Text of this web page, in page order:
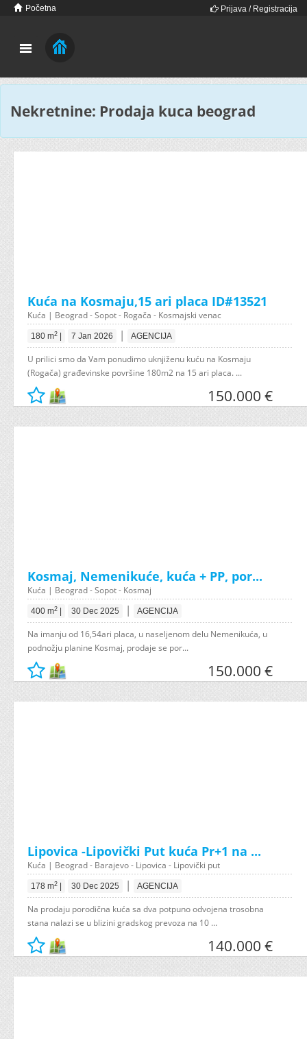
Početna Prijava / Registracija
Nekretnine: Prodaja kuca beograd
Kuća na Kosmaju,15 ari placa ID#13521
Kuća | Beograd - Sopot - Rogača - Kosmajski venac
180 m2 7 Jan 2026 | AGENCIJA
U prilici smo da Vam ponudimo uknjiženu kuću na Kosmaju
(Rogača) građevinske površine 180m2 na 15 ari placa. ...
150.000 €
Kosmaj, Nemenikuće, kuća + PP, por...
Kuća | Beograd - Sopot - Kosmaj
400 m2 30 Dec 2025 | AGENCIJA
Na imanju od 16,54ari placa, u naseljenom delu Nemenikuća, u
podnožju planine Kosmaj, prodaje se por...
150.000 €
Lipovica -Lipovički Put kuća Pr+1 na ...
Kuća | Beograd - Barajevo - Lipovica - Lipovički put
178 m2 30 Dec 2025 | AGENCIJA
Na prodaju porodična kuća sa dva potpuno odvojena trosobna
stana nalazi se u blizini gradskog prevoza na 10 ...
140.000 €